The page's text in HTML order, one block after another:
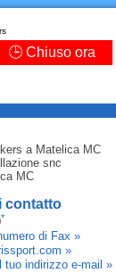
🕒 Chiuso ora
a Matelica MC
snc
MC
contatto
*
di Fax »
»
tuo indirizzo e-mail »